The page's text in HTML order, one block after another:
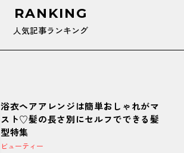
RANKING
人気記事ランキング
浴衣ヘアアレンジは簡単おしゃれがマ
スト♡髪の長さ別にセルフでできる髪
型特集
ビューティー